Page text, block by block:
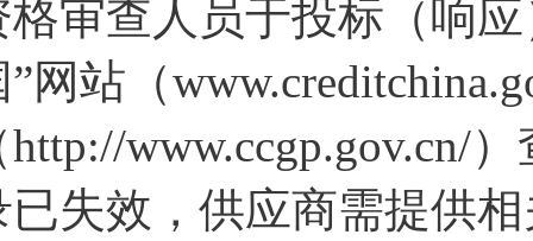
格审查人员于投标（响
”网站（
http://www.ccgp.gov.cn/
已失效，供应商需提供